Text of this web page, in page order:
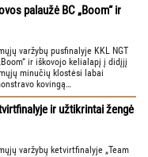
palaužė BC „Boom“ ir
varžybų pusfinalyje KKL NGT
ir iškovojo kelialapį į didįjį
minučių klostėsi labai
kovingą…
ir užtikrintai žengė
varžybų ketvirtfinalyje „Team